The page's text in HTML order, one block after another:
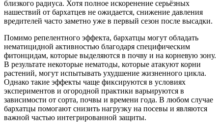
близкого радиуса. Хотя полное искоренение серьёзных
нашествий от бархатцев не ожидается, снижение давления
вредителей часто заметно уже в первый сезон после высадки.
Помимо репелентного эффекта, бархатцы могут обладать
нематицидной активностью благодаря специфическим
фитонцидам, которые выделяются в почву и на корневую зону.
В результате некоторые нематоды, которые атакуют корни
растений, могут испытывать ухудшение жизненного цикла.
Однако такие эффекты чаще фиксируются в условиях
экспериментов и огородной практики варьируются в
зависимости от сорта, почвы и времени года. В любом случае
бархатцы помогают снизить нагрузку на посевы и являются
важной частью интегрированной защиты.